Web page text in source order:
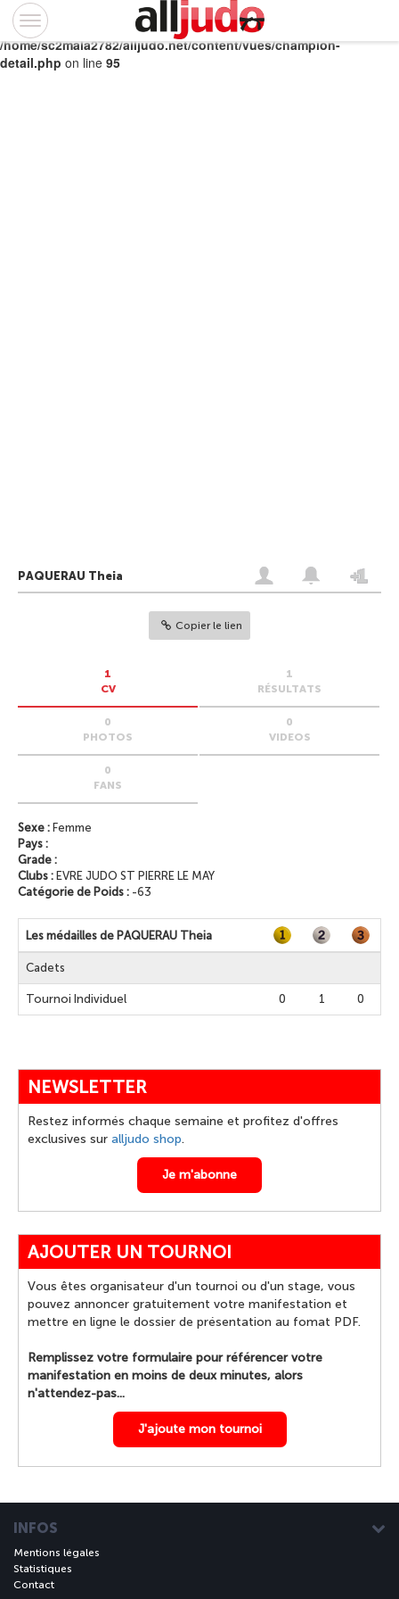
Notice: Trying to access array offset on value of type bool in
/home/sc2mala2782/alljudo.net/content/vues/champion-
detail.php on line 95
PAQUERAU Theia
Copier le lien
1
CV
1
RÉSULTATS
0
PHOTOS
0
VIDEOS
0
FANS
Sexe : Femme
Pays :
Grade :
Clubs : EVRE JUDO ST PIERRE LE MAY
Catégorie de Poids : -63
Les médailles de PAQUERAU Theia
Cadets
Tournoi Individuel 0 1 0
NEWSLETTER
Restez informés chaque semaine et profitez d'offres
exclusives sur alljudo shop.
Je m'abonne
AJOUTER UN TOURNOI
Vous êtes organisateur d'un tournoi ou d'un stage, vous
pouvez annoncer gratuitement votre manifestation et
mettre en ligne le dossier de présentation au fomat PDF.
Remplissez votre formulaire pour référencer votre
manifestation en moins de deux minutes, alors
n'attendez-pas...
J'ajoute mon tournoi
INFOS
Mentions légales
Statistiques
Contact